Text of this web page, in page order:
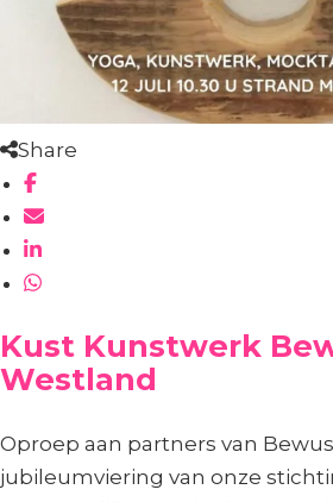
Share
Kust Kunstwerk
Westland
Oproep aan partners van
jubileumviering van onze